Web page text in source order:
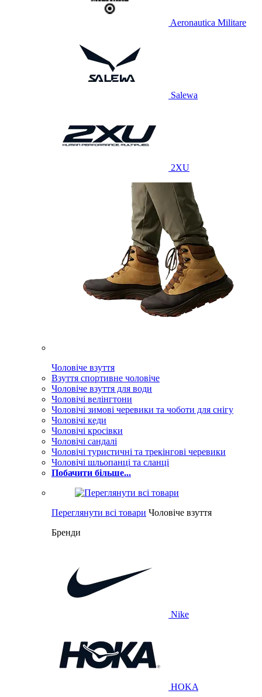
Aeronautica Militare
Salewa
2XU
Чоловіче взуття
Взуття спортивне чоловіче
Чоловіче взуття для води
Чоловічі велінгтони
Чоловічі зимові черевики та чоботи для снігу
Чоловічі кеди
Чоловічі кросівки
Чоловічі сандалі
Чоловічі туристичні та трекінгові черевики
Чоловічі шльопанці та сланці
Побачити більше...
Переглянути всі товари Чоловіче взуття
Бренди
Nike
HOKA